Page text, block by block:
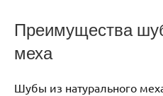
Преимущества
меха
Шубы из натурального